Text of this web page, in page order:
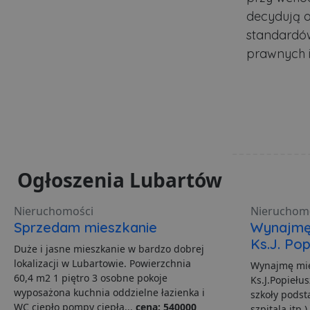
decydują
prawnych
Ogłoszenia Lubartów
Nieruchomości
Sprzedam mieszkanie
Duże i jasne mieszkanie w bardzo dobrej
lokalizacji w Lubartowie. Powierzchnia
60,4 m2 1 piętro 3 osobne pokoje
wyposażona kuchnia oddzielne łazienka i
WC ciepło pompy ciepła... cena: 540000
Ks.J.
Wynajmę
szkoły
_ga_481PHN7HEZ
Nazwa
openstat_gid
__Secure-